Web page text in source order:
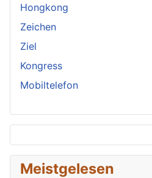
Hongkong
Zeichen
Ziel
Kongress
Mobiltelefon
Meistgelesen